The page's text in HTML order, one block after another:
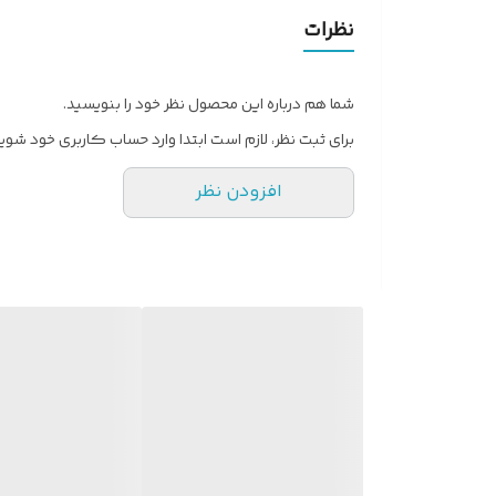
کاربرد:مناسب برای صاف کردن، فر کردن ملایم،
نظرات
شما هم درباره این محصول نظر خود را بنویسید.
برای ثبت نظر، لازم است ابتدا وارد حساب کاربری خود
افزودن نظر